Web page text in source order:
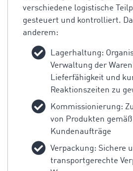
verschiedene logistische
gesteuert und kontrolliert.
anderem:
Lagerhaltung:
Verwaltung der
Lieferfähigkeit und
Reaktionszeiten zu
Kommissionierung:
von Produkten
Kundenaufträge
Verpackung: Sichere
transportgerechte